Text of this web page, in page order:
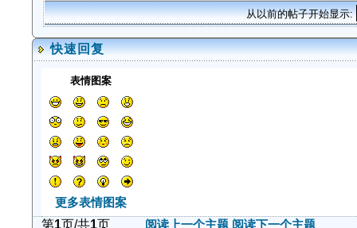
从以前的帖子开始显示:
快速回复
表情图案
更多表情图案
第1页/共1页 阅读上一个主题 阅读下一个主题